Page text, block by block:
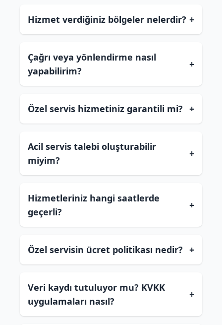
Hizmet verdiğiniz bölgeler nelerdir? +
Çağrı veya yönlendirme nasıl
yapabilirim?
+
Özel servis hizmetiniz garantili mi? +
Acil servis talebi oluşturabilir
miyim?
+
Hizmetleriniz hangi saatlerde
geçerli?
+
Özel servisin ücret politikası nedir? +
Veri kaydı tutuluyor mu? KVKK
uygulamaları nasıl?
+